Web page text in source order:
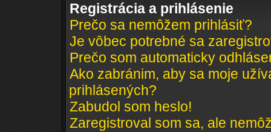
Registrácia a prihlásenie
Prečo sa nemôžem prihlásiť?
Je vôbec potrebné sa
Prečo som automaticky
Ako zabránim, aby sa moje
prihlásených?
Zabudol som heslo!
Zaregistroval som sa, ale